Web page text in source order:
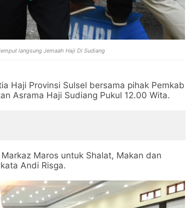
langsung Jemaah Haji Di Sudiang
Haji Provinsi Sulsel bersama pihak Pemkab
Asrama Haji Sudiang Pukul 12.00 Wita.
Maros untuk Shalat, Makan dan
Andi Risga.